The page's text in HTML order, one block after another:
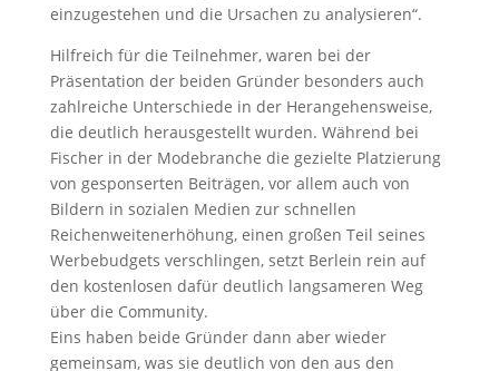
einzugestehen und die Ursachen zu analysieren“.
Hilfreich für die Teilnehmer, waren bei der
Präsentation der beiden Gründer besonders auch
zahlreiche Unterschiede in der Herangehensweise,
die deutlich herausgestellt wurden. Während bei
Fischer in der Modebranche die gezielte Platzierung
von gesponserten Beiträgen, vor allem auch von
Bildern in sozialen Medien zur schnellen
Reichenweitenerhöhung, einen großen Teil seines
Werbebudgets verschlingen, setzt Berlein rein auf
den kostenlosen dafür deutlich langsameren Weg
über die Community.
Eins haben beide Gründer dann aber wieder
gemeinsam, was sie deutlich von den aus den